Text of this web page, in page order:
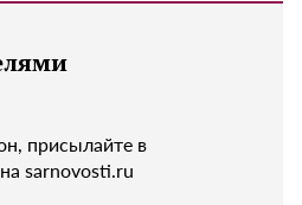
присылайте в
sarnovosti.ru